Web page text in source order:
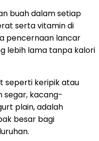
buah dalam setiap
serta vitamin di
pencernaan lancar
lebih lama tanpa kalori
seperti keripik atau
segar, kacang-
plain, adalah
besar bagi